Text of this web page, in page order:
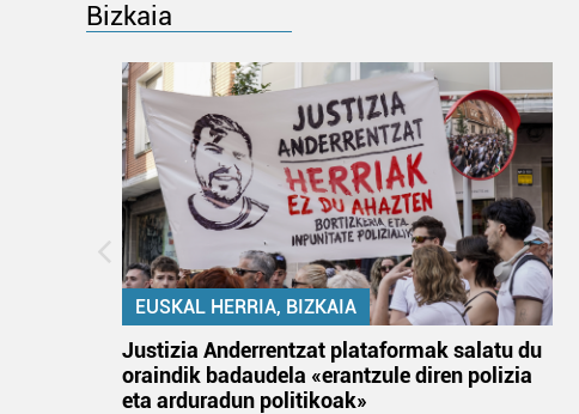
Bizkaia
EUSKAL HERRIA, BIZKAIA
Justizia Anderrentzat plataformak salatu du
oraindik badaudela «erantzule diren polizia
eta arduradun politikoak»